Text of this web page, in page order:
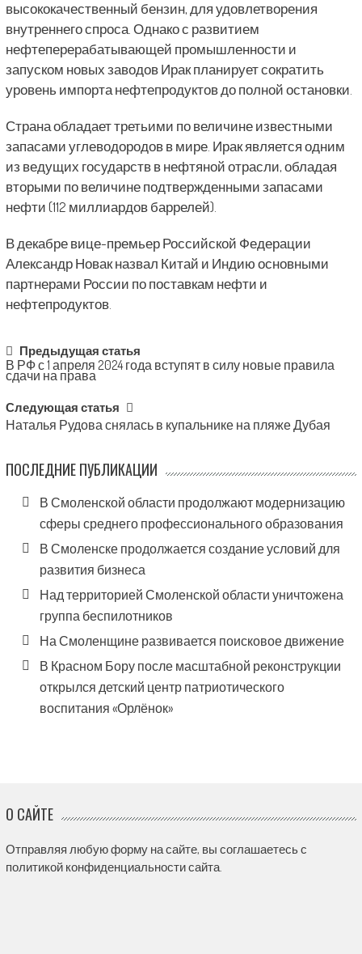
высококачественный бензин, для удовлетворения
внутреннего спроса. Однако с развитием
нефтеперерабатывающей промышленности и
запуском новых заводов Ирак планирует сократить
уровень импорта нефтепродуктов до полной остановки.
Страна обладает третьими по величине известными
запасами углеводородов в мире. Ирак является одним
из ведущих государств в нефтяной отрасли, обладая
вторыми по величине подтвержденными запасами
нефти (112 миллиардов баррелей).
В декабре вице-премьер Российской Федерации
Александр Новак назвал Китай и Индию основными
партнерами России по поставкам нефти и
нефтепродуктов.
Post
navigation
Предыдущая статья
В РФ с 1 апреля 2024 года вступят в силу новые правила
сдачи на права
Следующая статья
Наталья Рудова снялась в купальнике на пляже Дубая
ПОСЛЕДНИЕ ПУБЛИКАЦИИ
В Смоленской области продолжают модернизацию
сферы среднего профессионального образования
В Смоленске продолжается создание условий для
развития бизнеса
Над территорией Смоленской области уничтожена
группа беспилотников
На Смоленщине развивается поисковое движение
В Красном Бору после масштабной реконструкции
открылся детский центр патриотического
воспитания «Орлёнок»
О САЙТЕ
Отправляя любую форму на сайте, вы соглашаетесь с
политикой конфиденциальности сайта.